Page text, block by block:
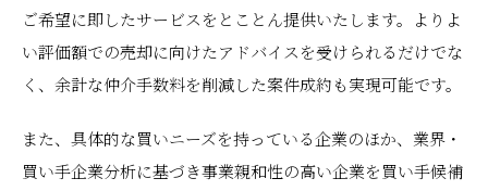
ご希望に即したサービスをとことん提供いたします。よりよ
い評価額での売却に向けたアドバイスを受けられるだけでな
く、余計な仲介手数料を削減した案件成約も実現可能です。
また、具体的な買いニーズを持っている企業のほか、業界・
買い手企業分析に基づき事業親和性の高い企業を買い手候補